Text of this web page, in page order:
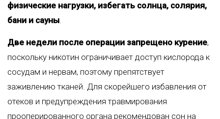
физические нагрузки, избегать солнца, солярия,
бани и сауны.
Две недели после операции запрещено курение,
поскольку никотин ограничивает доступ кислорода к
сосудам и нервам, поэтому препятствует
заживлению тканей. Для скорейшего избавления от
отеков и предупреждения травмирования
прооперированного органа рекомендован сон на